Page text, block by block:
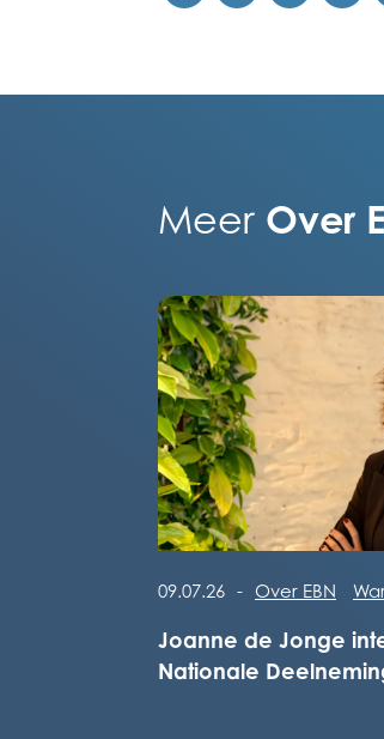
Meer Over
Lees het volledige
Joanne de Jonge
Nationale
09.07.26 - Over EBN